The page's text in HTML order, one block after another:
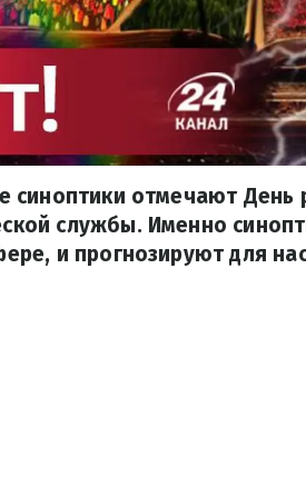
синоптики отмечают День
службы. Именно
и прогнозируют для